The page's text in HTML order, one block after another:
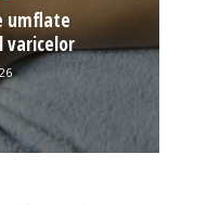
umflate
varicelor